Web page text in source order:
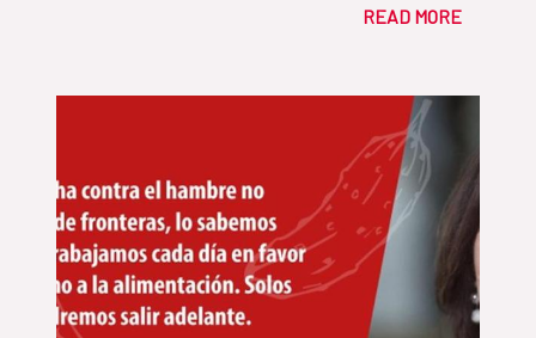
mutilación genital femenina siguen
READ MORE